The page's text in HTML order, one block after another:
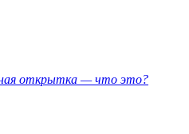
открытка — что это?